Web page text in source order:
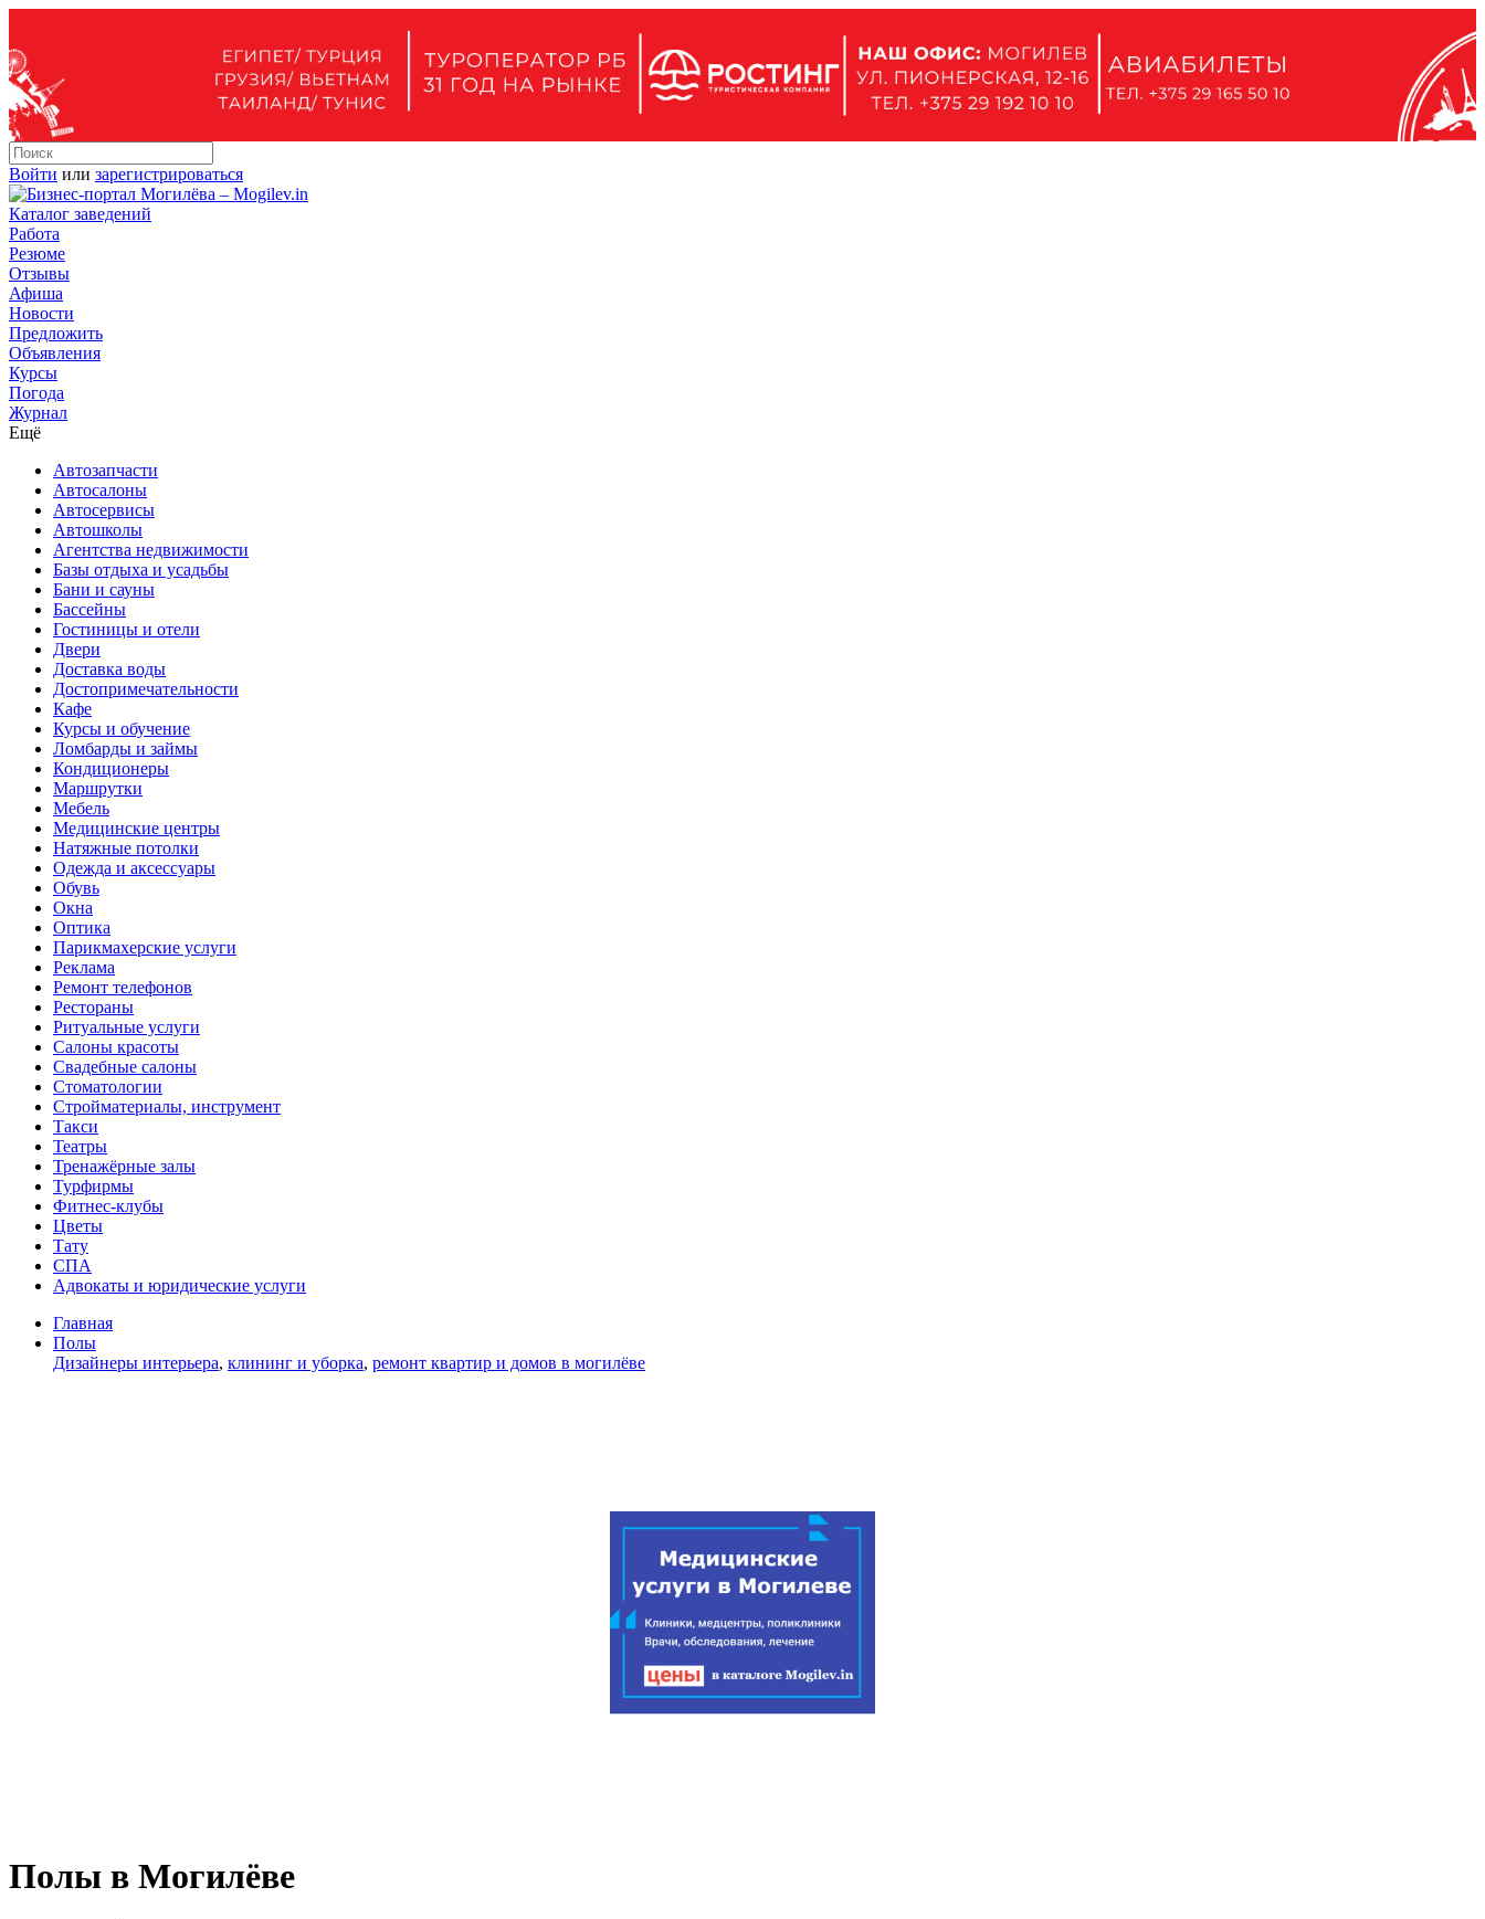
Войти или зарегистрироваться
Каталог заведений
Работа
Резюме
Отзывы
Афиша
Новости
Предложить
Объявления
Курсы
Погода
Журнал
Ещё
Автозапчасти
Автосалоны
Автосервисы
Автошколы
Агентства недвижимости
Базы отдыха и усадьбы
Бани и сауны
Бассейны
Гостиницы и отели
Двери
Доставка воды
Достопримечательности
Кафе
Курсы и обучение
Ломбарды и займы
Кондиционеры
Маршрутки
Мебель
Медицинские центры
Натяжные потолки
Одежда и аксессуары
Обувь
Окна
Оптика
Парикмахерские услуги
Реклама
Ремонт телефонов
Рестораны
Ритуальные услуги
Салоны красоты
Свадебные салоны
Стоматологии
Стройматериалы, инструмент
Такси
Театры
Тренажёрные залы
Турфирмы
Фитнес-клубы
Цветы
Тату
СПА
Адвокаты и юридические услуги
Главная
Полы
Дизайнеры интерьера, клининг и уборка, ремонт квартир и домов в могилёве
Полы в Могилёве